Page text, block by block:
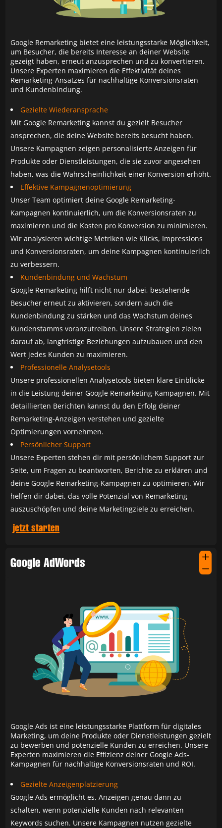
Google Remarketing bietet eine leistungsstarke Möglichkeit,
um Besucher, die bereits Interesse an deiner Website
gezeigt haben, erneut anzusprechen und zu konvertieren.
Unsere Experten maximieren die Effektivität deines
Remarketing-Ansatzes für nachhaltige Konversionsraten
und Kundenbindung.
Gezielte Wiederansprache
Mit Google Remarketing kannst du gezielt Besucher
ansprechen, die deine Website bereits besucht haben.
Unsere Kampagnen zeigen personalisierte Anzeigen für
Produkte oder Dienstleistungen, die sie zuvor angesehen
haben, was die Wahrscheinlichkeit einer Konversion erhöht.
Effektive Kampagnenoptimierung
Unser Team optimiert deine Google Remarketing-
Kampagnen kontinuierlich, um die Konversionsraten zu
maximieren und die Kosten pro Konversion zu minimieren.
Wir analysieren wichtige Metriken wie Klicks, Impressions
und Konversionsraten, um deine Kampagnen kontinuierlich
zu verbessern.
Kundenbindung und Wachstum
Google Remarketing hilft nicht nur dabei, bestehende
Besucher erneut zu aktivieren, sondern auch die
Kundenbindung zu stärken und das Wachstum deines
Kundenstamms voranzutreiben. Unsere Strategien zielen
darauf ab, langfristige Beziehungen aufzubauen und den
Wert jedes Kunden zu maximieren.
Professionelle Analysetools
Unsere professionellen Analysetools bieten klare Einblicke
in die Leistung deiner Google Remarketing-Kampagnen. Mit
detaillierten Berichten kannst du den Erfolg deiner
Remarketing-Anzeigen verstehen und gezielte
Optimierungen vornehmen.
Persönlicher Support
Unsere Experten stehen dir mit persönlichem Support zur
Seite, um Fragen zu beantworten, Berichte zu erklären und
deine Google Remarketing-Kampagnen zu optimieren. Wir
helfen dir dabei, das volle Potenzial von Remarketing
auszuschöpfen und deine Marketingziele zu erreichen.
jetzt starten
Google AdWords
L
K
Google Ads ist eine leistungsstarke Plattform für digitales
Marketing, um deine Produkte oder Dienstleistungen gezielt
zu bewerben und potenzielle Kunden zu erreichen. Unsere
Experten maximieren die Effizienz deiner Google Ads-
Kampagnen für nachhaltige Konversionsraten und ROI.
Gezielte Anzeigenplatzierung
Google Ads ermöglicht es, Anzeigen genau dann zu
schalten, wenn potenzielle Kunden nach relevanten
Keywords suchen. Unsere Kampagnen nutzen gezielte